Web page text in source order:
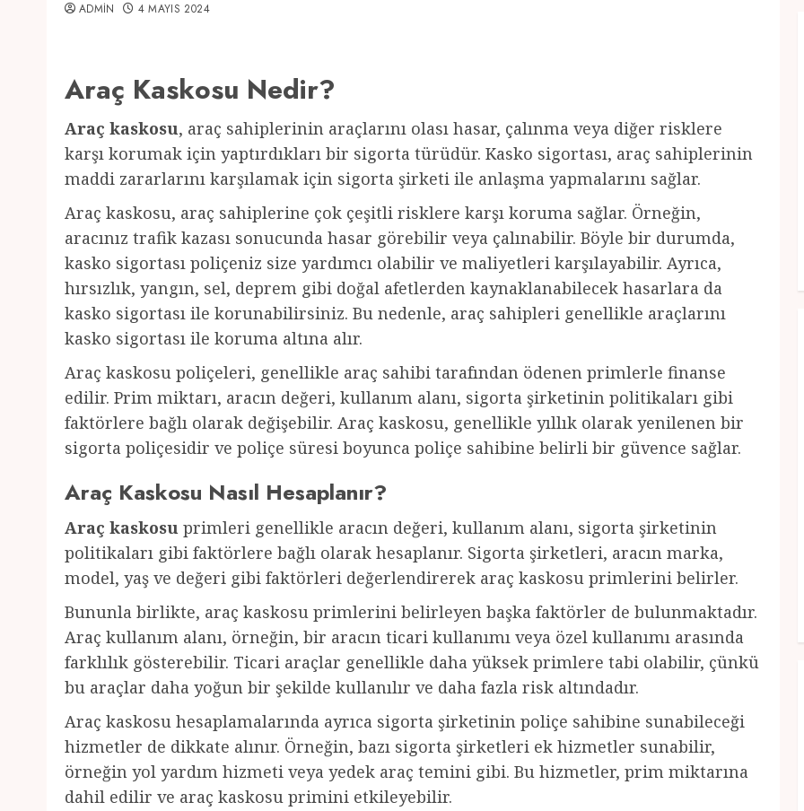
ADMIN 4 MAYIS 2024
Araç Kaskosu Nedir?
Araç kaskosu, araç sahiplerinin araçlarını olası hasar, çalınma veya diğer risklere
karşı korumak için yaptırdıkları bir sigorta türüdür. Kasko sigortası, araç sahiplerinin
maddi zararlarını karşılamak için sigorta şirketi ile anlaşma yapmalarını sağlar.
Araç kaskosu, araç sahiplerine çok çeşitli risklere karşı koruma sağlar. Örneğin,
aracınız trafik kazası sonucunda hasar görebilir veya çalınabilir. Böyle bir durumda,
kasko sigortası poliçeniz size yardımcı olabilir ve maliyetleri karşılayabilir. Ayrıca,
hırsızlık, yangın, sel, deprem gibi doğal afetlerden kaynaklanabilecek hasarlara da
kasko sigortası ile korunabilirsiniz. Bu nedenle, araç sahipleri genellikle araçlarını
kasko sigortası ile koruma altına alır.
Araç kaskosu poliçeleri, genellikle araç sahibi tarafından ödenen primlerle finanse
edilir. Prim miktarı, aracın değeri, kullanım alanı, sigorta şirketinin politikaları gibi
faktörlere bağlı olarak değişebilir. Araç kaskosu, genellikle yıllık olarak yenilenen bir
sigorta poliçesidir ve poliçe süresi boyunca poliçe sahibine belirli bir güvence sağlar.
Araç Kaskosu Nasıl Hesaplanır?
Araç kaskosu primleri genellikle aracın değeri, kullanım alanı, sigorta şirketinin
politikaları gibi faktörlere bağlı olarak hesaplanır. Sigorta şirketleri, aracın marka,
model, yaş ve değeri gibi faktörleri değerlendirerek araç kaskosu primlerini belirler.
Bununla birlikte, araç kaskosu primlerini belirleyen başka faktörler de bulunmaktadır.
Araç kullanım alanı, örneğin, bir aracın ticari kullanımı veya özel kullanımı arasında
farklılık gösterebilir. Ticari araçlar genellikle daha yüksek primlere tabi olabilir, çünkü
bu araçlar daha yoğun bir şekilde kullanılır ve daha fazla risk altındadır.
Araç kaskosu hesaplamalarında ayrıca sigorta şirketinin poliçe sahibine sunabileceği
hizmetler de dikkate alınır. Örneğin, bazı sigorta şirketleri ek hizmetler sunabilir,
örneğin yol yardım hizmeti veya yedek araç temini gibi. Bu hizmetler, prim miktarına
dahil edilir ve araç kaskosu primini etkileyebilir.